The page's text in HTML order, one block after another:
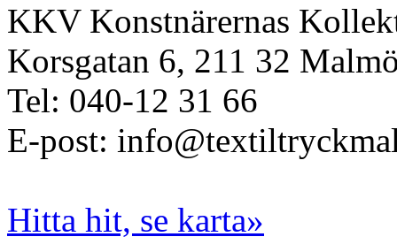
KKV Konstnärernas
Korsgatan 6, 211 32
Tel: 040-12 31 66
E-post:
Hitta hit, se karta»